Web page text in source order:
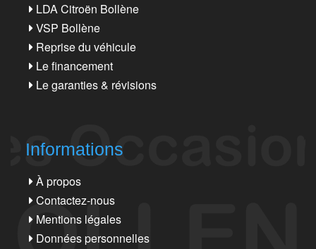
LDA Citroën Bollène
VSP Bollène
Reprise du véhicule
Le financement
Le garanties & révisions
Informations
À propos
Contactez-nous
Mentions légales
Données personnelles